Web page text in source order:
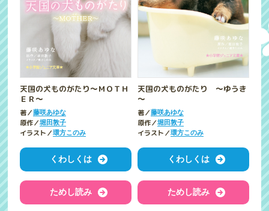
天国の犬ものがたり～ＭＯＴＨ
ＥＲ～
著／藤咲あゆな
原作／堀田敦子
イラスト／環方このみ
くわしくは
ためし読み
天国の犬ものがたり ～ゆうき
～
著／藤咲あゆな
原作／堀田敦子
イラスト／環方このみ
くわしくは
ためし読み